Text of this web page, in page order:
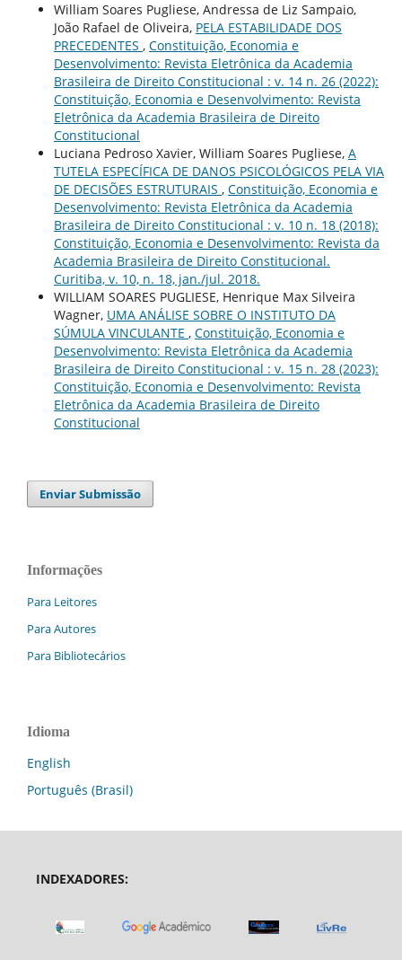
William Soares Pugliese, Andressa de Liz Sampaio,
João Rafael de Oliveira, PELA ESTABILIDADE DOS
PRECEDENTES , Constituição, Economia e
Desenvolvimento: Revista Eletrônica da Academia
Brasileira de Direito Constitucional : v. 14 n. 26 (2022):
Constituição, Economia e Desenvolvimento: Revista
Eletrônica da Academia Brasileira de Direito
Constitucional
Luciana Pedroso Xavier, William Soares Pugliese, A
TUTELA ESPECÍFICA DE DANOS PSICOLÓGICOS PELA VIA
DE DECISÕES ESTRUTURAIS , Constituição, Economia e
Desenvolvimento: Revista Eletrônica da Academia
Brasileira de Direito Constitucional : v. 10 n. 18 (2018):
Constituição, Economia e Desenvolvimento: Revista da
Academia Brasileira de Direito Constitucional.
Curitiba, v. 10, n. 18, jan./jul. 2018.
WILLIAM SOARES PUGLIESE, Henrique Max Silveira
Wagner, UMA ANÁLISE SOBRE O INSTITUTO DA
SÚMULA VINCULANTE , Constituição, Economia e
Desenvolvimento: Revista Eletrônica da Academia
Brasileira de Direito Constitucional : v. 15 n. 28 (2023):
Constituição, Economia e Desenvolvimento: Revista
Eletrônica da Academia Brasileira de Direito
Constitucional
Enviar Submissão
Informações
Para Leitores
Para Autores
Para Bibliotecários
Idioma
English
Português (Brasil)
INDEXADORES: